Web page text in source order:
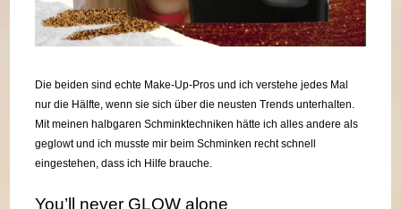
Die beiden sind echte Make-Up-Pros und ich verstehe jedes Mal
nur die Hälfte, wenn sie sich über die neusten Trends unterhalten.
Mit meinen halbgaren Schminktechniken hätte ich alles andere als
geglowt und ich musste mir beim Schminken recht schnell
eingestehen, dass ich Hilfe brauche.
You’ll never GLOW alone